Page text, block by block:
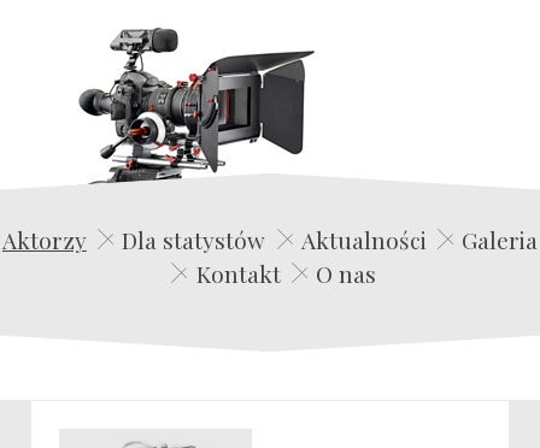
Edwin Film Agencja Aktorska
Aktorzy Dla statystów Aktualności
Galeria
Kontakt
O nas